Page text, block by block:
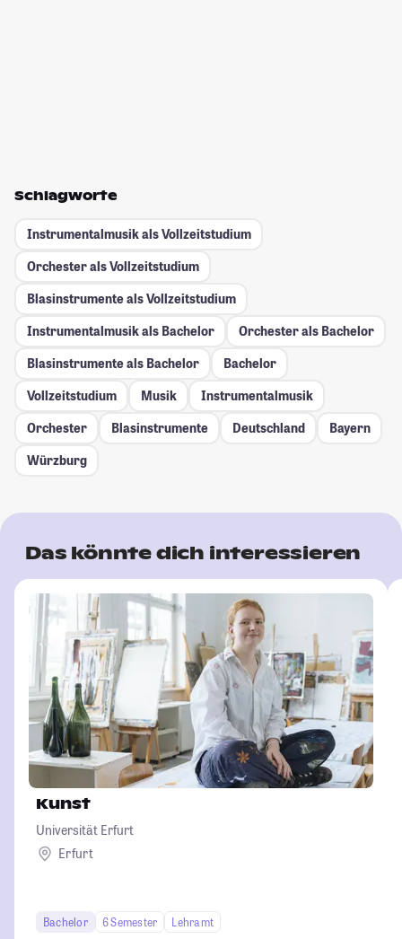
Schlagworte
Instrumentalmusik als Vollzeitstudium
Orchester als Vollzeitstudium
Blasinstrumente als Vollzeitstudium
Instrumentalmusik als Bachelor
Orchester als Bachelor
Blasinstrumente als Bachelor
Bachelor
Vollzeitstudium
Musik
Instrumentalmusik
Orchester
Blasinstrumente Deutschland
Bayern
Würzburg
Das könnte dich interessieren
Kunst
Universität Erfurt
Erfurt
Bachelor 6 Semester
Lehramt